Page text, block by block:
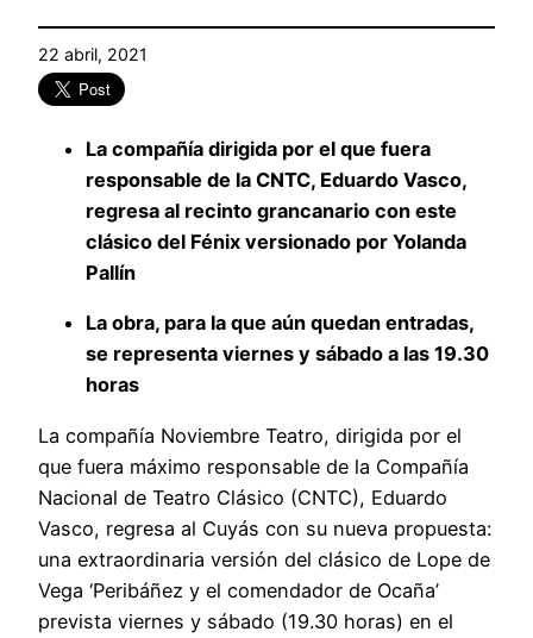
22 abril, 2021
La compañía dirigida por el que fuera
responsable de la CNTC, Eduardo Vasco,
regresa al recinto grancanario con este
clásico del Fénix versionado por Yolanda
Pallín
La obra, para la que aún quedan entradas,
se representa viernes y sábado a las 19.30
horas
La compañía Noviembre Teatro, dirigida por el
que fuera máximo responsable de la Compañía
Nacional de Teatro Clásico (CNTC), Eduardo
Vasco, regresa al Cuyás con su nueva propuesta:
una extraordinaria versión del clásico de Lope de
Vega ‘Peribáñez y el comendador de Ocaña’
prevista viernes y sábado (19.30 horas) en el